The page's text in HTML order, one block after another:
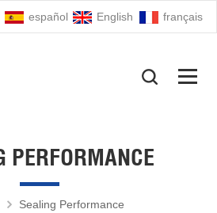
español English français
PERFORMANCE
Sealing Performance